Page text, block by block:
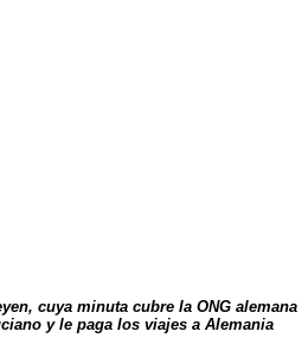
cuya minuta cubre la ONG alemana
y le paga los viajes a Alemania